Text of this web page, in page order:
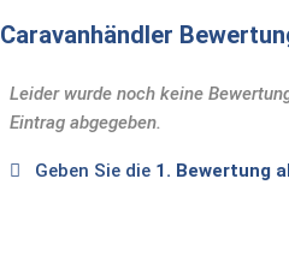
Caravanhändler
Leider wurde noch keine
Eintrag abgegeben.
Geben Sie die 1. Bewertung